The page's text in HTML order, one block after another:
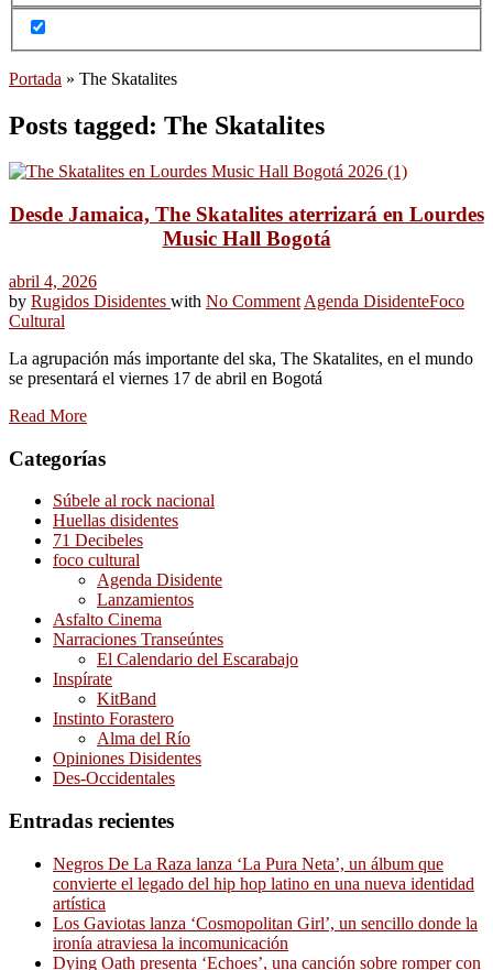
Portada » The Skatalites
Posts tagged: The Skatalites
Desde Jamaica, The Skatalites aterrizará en Lourdes
Music Hall Bogotá
abril 4, 2026
by Rugidos Disidentes with No Comment Agenda DisidenteFoco
Cultural
La agrupación más importante del ska, The Skatalites, en el mundo
se presentará el viernes 17 de abril en Bogotá
Read More
Categorías
Súbele al rock nacional
Huellas disidentes
71 Decibeles
foco cultural
Agenda Disidente
Lanzamientos
Asfalto Cinema
Narraciones Transeúntes
El Calendario del Escarabajo
Inspírate
KitBand
Instinto Forastero
Alma del Río
Opiniones Disidentes
Des-Occidentales
Entradas recientes
Negros De La Raza lanza ‘La Pura Neta’, un álbum que
convierte el legado del hip hop latino en una nueva identidad
artística
Los Gaviotas lanza ‘Cosmopolitan Girl’, un sencillo donde la
ironía atraviesa la incomunicación
Dying Oath presenta ‘Echoes’, una canción sobre romper con